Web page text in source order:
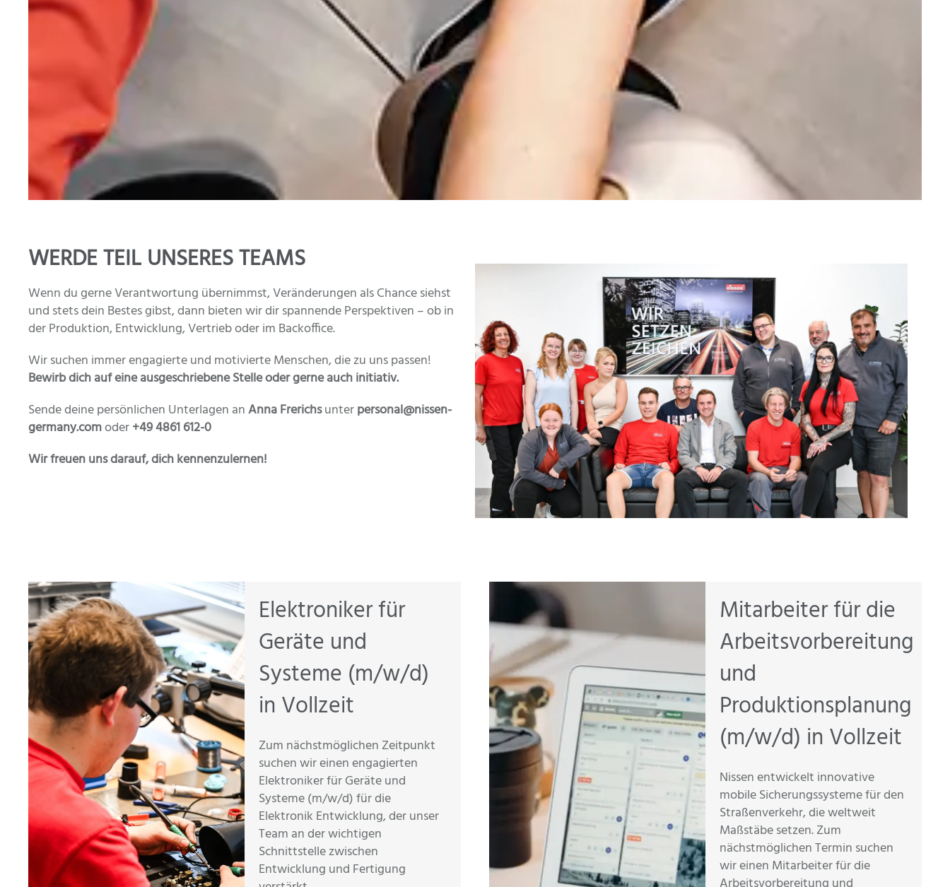
WERDE TEIL UNSERES TEAMS
Wenn du gerne Verantwortung übernimmst, Veränderungen als Chance siehst
und stets dein Bestes gibst, dann bieten wir dir spannende Perspektiven – ob in
der Produktion, Entwicklung, Vertrieb oder im Backoffice.
Wir suchen immer engagierte und motivierte Menschen, die zu uns passen!
Bewirb dich auf eine ausgeschriebene Stelle oder gerne auch initiativ.
Sende deine persönlichen Unterlagen anAnna Frerichsunterpersonal@nissen-
germany.comoder+49 4861 612-0
Wir freuen uns darauf, dich kennenzulernen!
Elektroniker für
Geräte und
Systeme (m/w/d)
in Vollzeit
Zum nächstmöglichen Zeitpunkt
suchen wir einen engagierten
Elektroniker für Geräte und
Systeme (m/w/d) für die
Elektronik Entwicklung, der unser
Team an der wichtigen
Schnittstelle zwischen
Entwicklung und Fertigung
Mitarbeiter für die
Arbeitsvorbereitung
und
Produktionsplanung
(m/w/d) in Vollzeit
Nissen entwickelt innovative
mobile Sicherungssysteme für den
Straßenverkehr, die weltweit
Maßstäbe setzen. Zum
nächstmöglichen Termin suchen
wir einen Mitarbeiter für die